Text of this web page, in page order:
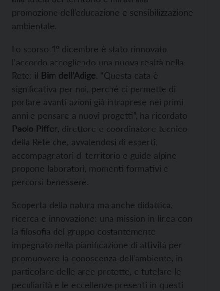
promozione dell’educazione e sensibilizzazione
ambientale.
Lo scorso 1° dicembre è stato rinnovato
l’accordo accogliendo una nuova realtà nella
Rete: il Bim dell’Adige. “Questa data è
significativa per noi, perché ci permette di
portare avanti azioni già intraprese nei primi
anni e pensare a nuovi progetti”, ha ricordato
Paolo Piffer, direttore e coordinatore tecnico
della Rete che, avvalendosi di esperti,
accompagnatori di territorio e guide alpine
propone laboratori, momenti formativi e
percorsi benessere.
Scoperta della natura ma anche didattica,
ricerca e innovazione: una mission in linea con
la filosofia del gruppo costantemente
impegnato nella pianificazione di attività per
promuovere la conoscenza dell’ambiente, in
particolare delle aree protette, e tutelare le
peculiarità e le eccellenze presenti in questi